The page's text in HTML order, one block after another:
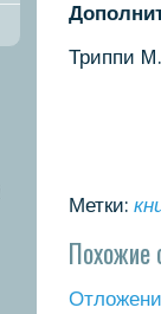
Триппи
Метки:
Похожие